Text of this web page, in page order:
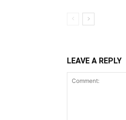
LEAVE A REPLY